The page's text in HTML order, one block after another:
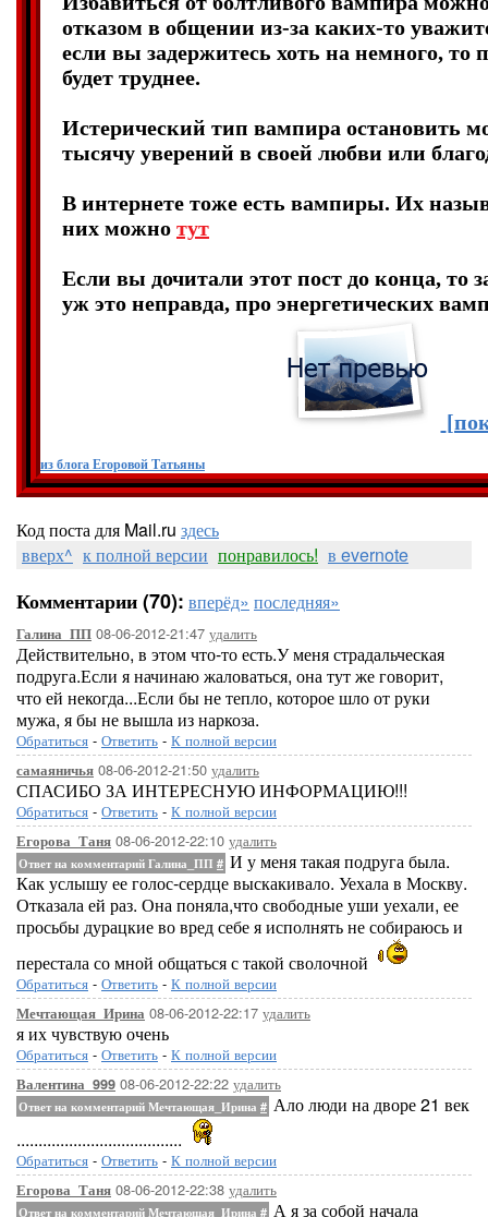
отказом в общении из-за каких-то
если вы задержитесь хоть на немного, то
будет труднее.
Истерический тип вампира остановить
тысячу уверений в своей любви или
В интернете тоже есть вампиры. Их
них можно тут
Если вы дочитали этот пост до конца, то
уж это неправда, про энергетических
из блога Егоровой Татьяны
Код поста для Mail.ru здесь
вверх^ к полной версии понравилось! в evernote
Комментарии (70): вперёд» последняя»
Галина_ПП 08-06-2012-21:47 удалить
Действительно, в этом что-то есть.У меня страдальческая
подруга.Если я начинаю жаловаться, она тут же говорит,
что ей некогда...Если бы не тепло, которое шло от руки
мужа, я бы не вышла из наркоза.
Обратиться - Ответить - К полной версии
самаяничья 08-06-2012-21:50 удалить
СПАСИБО ЗА ИНТЕРЕСНУЮ ИНФОРМАЦИЮ!!!
Обратиться - Ответить - К полной версии
Егорова_Таня 08-06-2012-22:10 удалить
Ответ на комментарий Галина_ПП # И у меня такая подруга была.
Как услышу ее голос-сердце выскакивало. Уехала в Москву.
Отказала ей раз. Она поняла,что свободные уши уехали, ее
просьбы дурацкие во вред себе я исполнять не собираюсь и
перестала со мной общаться с такой сволочной
Обратиться - Ответить - К полной версии
Мечтающая_Ирина 08-06-2012-22:17 удалить
я их чувствую очень
Обратиться - Ответить - К полной версии
Валентина_999 08-06-2012-22:22 удалить
Ответ на комментарий Мечтающая_Ирина # Ало люди на дворе 21 век
......................................
Обратиться - Ответить - К полной версии
Егорова_Таня 08-06-2012-22:38 удалить
Ответ на комментарий Мечтающая_Ирина # А я за собой начала